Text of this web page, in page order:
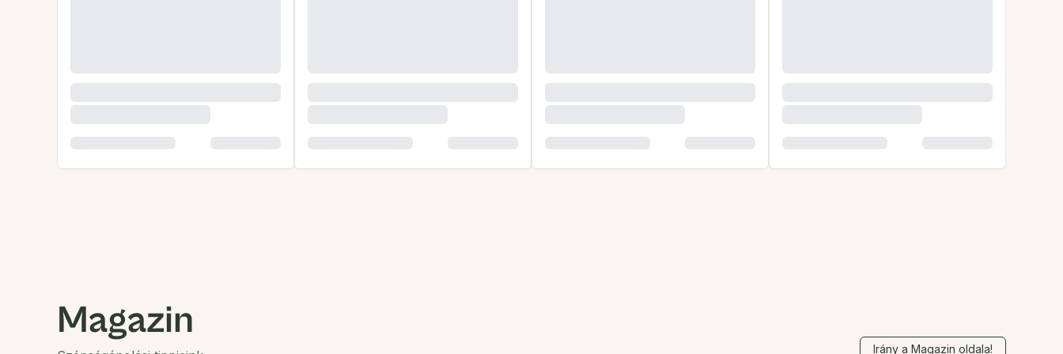
Magazin
Irány a Magazin oldala!